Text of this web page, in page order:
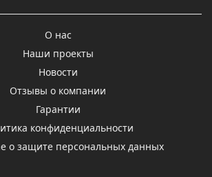
О нас
Наши проекты
Новости
Отзывы о компании
Гарантии
конфиденциальности
о защите персональных данных